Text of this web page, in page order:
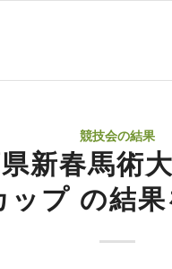
競技会の結果
新春馬術
ップ の結果